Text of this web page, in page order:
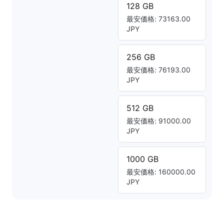
128 GB
最安価格: 73163.00
JPY
256 GB
最安価格: 76193.00
JPY
512 GB
最安価格: 91000.00
JPY
1000 GB
最安価格: 160000.00
JPY